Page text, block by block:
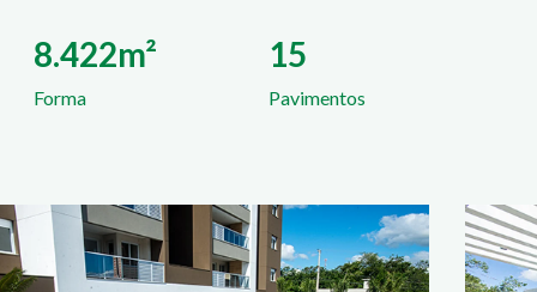
8.422m²
Forma
15
Pavimentos